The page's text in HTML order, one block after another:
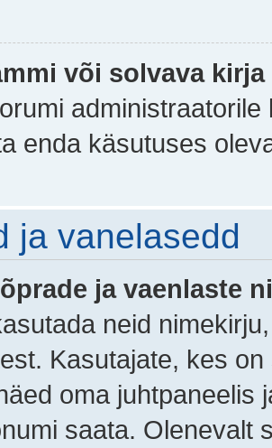
või solvava
enda käsutuses
ja vanelasedd
ja vaenlaste
neid
Kasutajate, kes
oma juhtpaneelis
saata. Olenevalt